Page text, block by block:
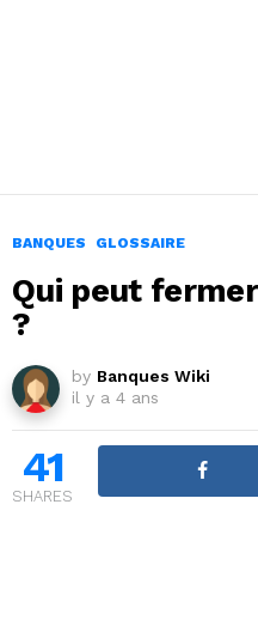
BANQUES GLOSSAIRE
Qui peut
?
by Banques Wiki
il y a 4 ans
41
SHARES